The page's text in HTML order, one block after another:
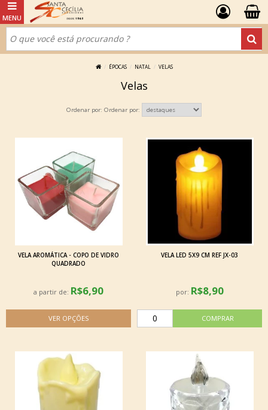
ÉPOCAS NATAL VELAS
Velas
Ordenar por:
VELA AROMÁTICA - COPO DE VIDRO
QUADRADO
a partir de: R$6,90
VELA LED 5X9 CM REF JX-03
por: R$8,90